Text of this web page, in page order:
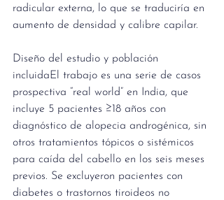
radicular externa, lo que se traduciría en
aumento de densidad y calibre capilar.
Diseño del estudio y población
incluidaEl trabajo es una serie de casos
prospectiva “real world” en India, que
incluye 5 pacientes ≥18 años con
diagnóstico de alopecia androgénica, sin
otros tratamientos tópicos o sistémicos
para caída del cabello en los seis meses
previos. Se excluyeron pacientes con
diabetes o trastornos tiroideos no